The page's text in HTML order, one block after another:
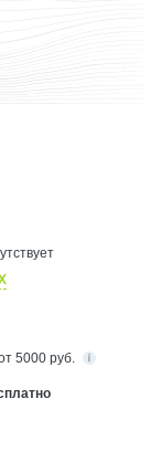
5000 руб.